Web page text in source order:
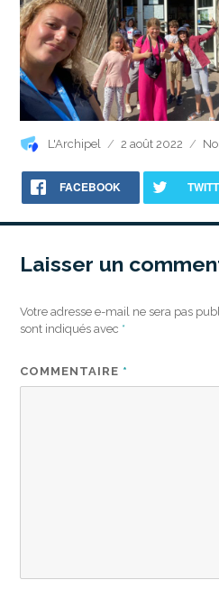
Auteur
L'Archipel
Publié
2 août 2022
FACEBOOK
Laisser un
Votre adresse e-mail ne sera pas
sont indiqués avec *
COMMENTAIRE *